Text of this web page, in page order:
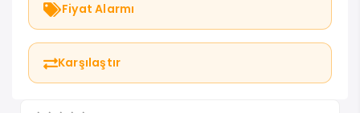
Fiyat Alarmı
Karşılaştır